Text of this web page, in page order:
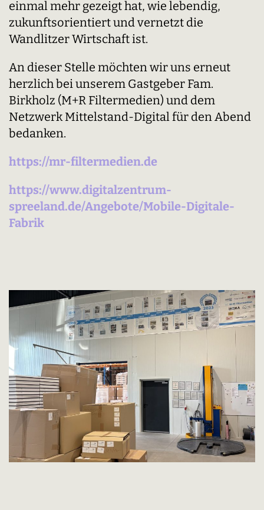
einmal mehr gezeigt hat, wie lebendig,
zukunftsorientiert und vernetzt die
Wandlitzer Wirtschaft ist.
An dieser Stelle möchten wir uns erneut
herzlich bei unserem Gastgeber Fam.
Birkholz (M+R Filtermedien) und dem
Netzwerk Mittelstand-Digital für den Abend
bedanken.
https://mr-filtermedien.de
https://www.digitalzentrum-
spreeland.de/Angebote/Mobile-Digitale-
Fabrik